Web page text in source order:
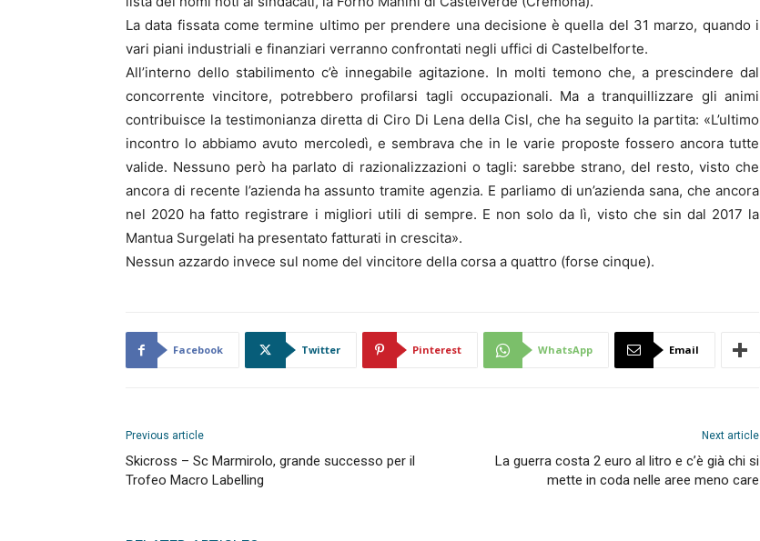
La data fissata come termine ultimo per prendere una decisione è quella del 31 marzo, quando i
vari piani industriali e finanziari verranno confrontati negli uffici di Castelbelforte.
All’interno dello stabilimento c’è innegabile agitazione. In molti temono che, a prescindere dal
concorrente vincitore, potrebbero profilarsi tagli occupazionali. Ma a tranquillizzare gli animi
contribuisce la testimonianza diretta di Ciro Di Lena della Cisl, che ha seguito la partita: «L’ultimo
incontro lo abbiamo avuto mercoledì, e sembrava che in le varie proposte fossero ancora tutte
valide. Nessuno però ha parlato di razionalizzazioni o tagli: sarebbe strano, del resto, visto che
ancora di recente l’azienda ha assunto tramite agenzia. E parliamo di un’azienda sana, che ancora
nel 2020 ha fatto registrare i migliori utili di sempre. E non solo da lì, visto che sin dal 2017 la
Mantua Surgelati ha presentato fatturati in crescita».
Nessun azzardo invece sul nome del vincitore della corsa a quattro (forse cinque).
Facebook Twitter Pinterest WhatsApp Email
Previous article
Skicross – Sc Marmirolo, grande successo per il
Trofeo Macro Labelling
Next article
La guerra costa 2 euro al litro e c’è già chi si
mette in coda nelle aree meno care